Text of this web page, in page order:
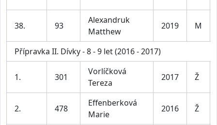
38. 93
Alexandruk
Matthew
2019 M
Přípravka II. Dívky - 8 - 9 let (2016 - 2017)
1. 301
Vorlíčková
Tereza
2017 Ž
2. 478
Effenberková
Marie
2016 Ž